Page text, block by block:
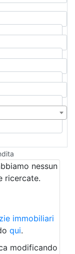
nessun
ricercate.
immobiliari
qui.
modificando